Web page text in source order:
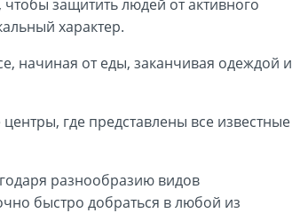
защитить людей от активного
характер.
начиная от еды, заканчивая одеждой и
где представлены все известные
разнообразию видов
быстро добраться в любой из